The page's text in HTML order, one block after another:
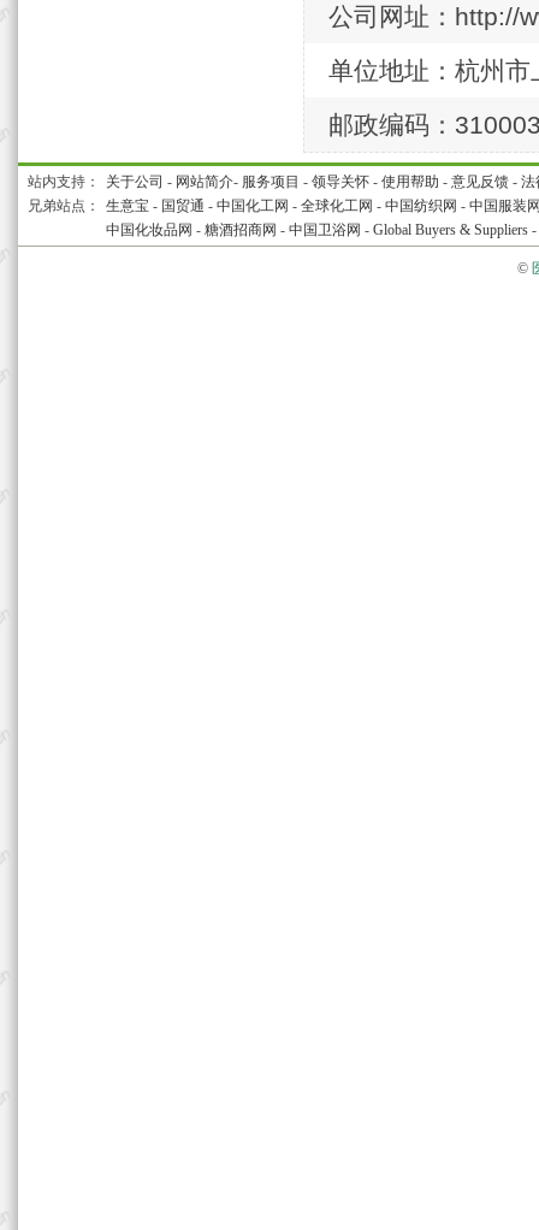
公司网址：http://
单位地址：杭州
邮政编码：
站内支持： 关于公司 - 网站简介- 服务项目 - 领导关怀 - 使用帮助 - 意见反馈 - 法
兄弟站点：
生意宝 - 国贸通 - 中国化工网 - 全球化工网 - 中国纺织网 - 中国服装
中国化妆品网 - 糖酒招商网 - 中国卫浴网 - Global Buyers & Suppliers -
©